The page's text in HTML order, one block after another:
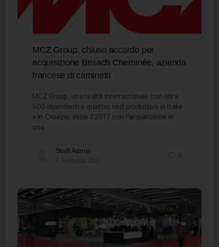
MCZ Group: chiuso accordo per
acquisizione Brisach Cheminée, azienda
francese di caminetti
MCZ Group, una realtà internazionale con oltre
500 dipendenti e quattro sedi produttive in Italia
e in Croazia, inizia il 2017 con l’acquisizione di
una…
Staff Admin
0